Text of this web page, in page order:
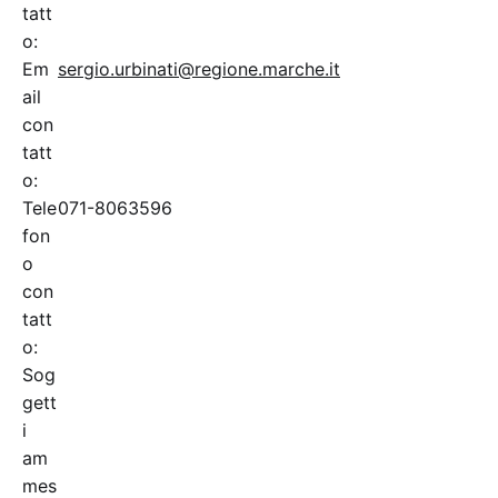
tatt
o:
Em
ail
con
tatt
o:
sergio.urbinati@regione.marche.it
Tele
fon
o
con
tatt
o:
071-8063596
Sog
gett
i
am
mes